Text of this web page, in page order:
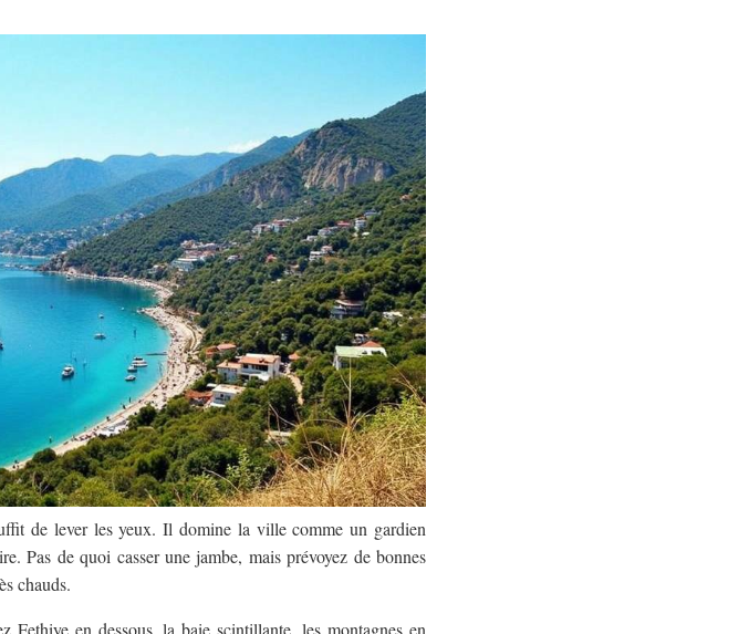
de lever les yeux. Il domine la ville comme un gardien
Pas de quoi casser une jambe, mais prévoyez de bonnes
chauds.
en dessous, la baie scintillante, les montagnes en